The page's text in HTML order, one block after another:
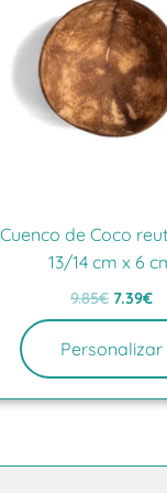
Cuenco de Coco
13/14 cm x 6
9.85€
9.85€.
7.39€
Personalizar